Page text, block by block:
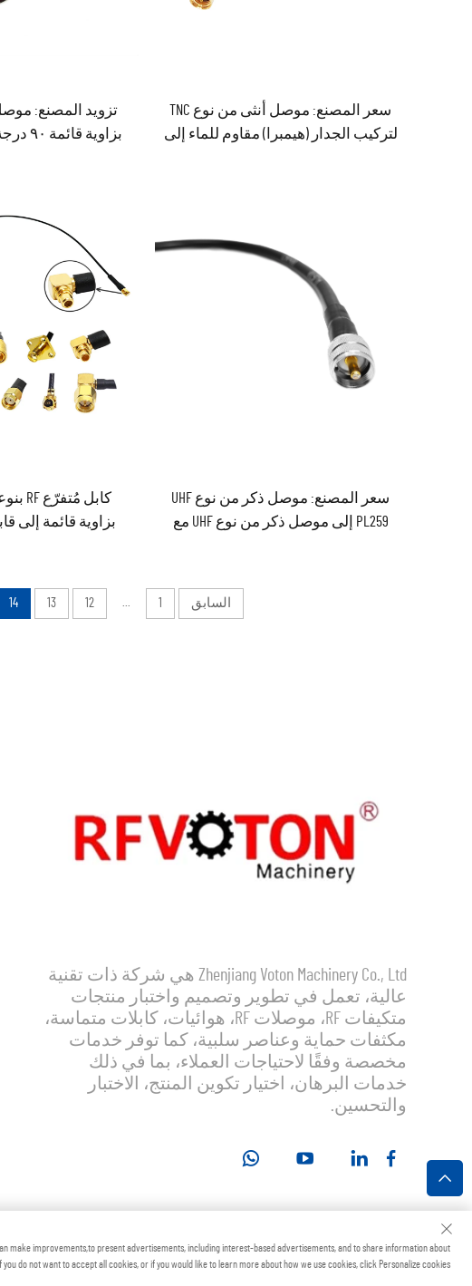
سعر المصنع: موصل أنثى من نوع TNC
لتركيب الجدار (هيمبرا) مقاوم للماء إلى
سعر المصنع: موصل ذكر من نوع UHF
PL259 إلى موصل ذكر من نوع UHF مع
متوافقة مع معايير ROHS وجاهزة
السابق 1
12
13
14
Zhenjiang Voton Machinery Co., Ltd هي شركة ذات تقنية
عالية، تعمل في تطوير وتصميم واختبار منتجات
متكيفات RF، موصلات RF، هوائيات، كابلات متماسة،
مكثفات حماية وعناصر سلبية، كما توفر خدمات
مخصصة وفقًا لاحتياجات العملاء، بما في ذلك
خدمات البرهان، اختيار تكوين المنتج، الاختبار
والتحسين.
make improvements,to present advertisements, including interest-based advertisements, and to share information about
do not want to accept all cookies, or if you would like to learn more about how we use cookies, click Personalize cookies.